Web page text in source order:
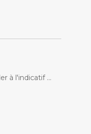
à l'indicatif ...